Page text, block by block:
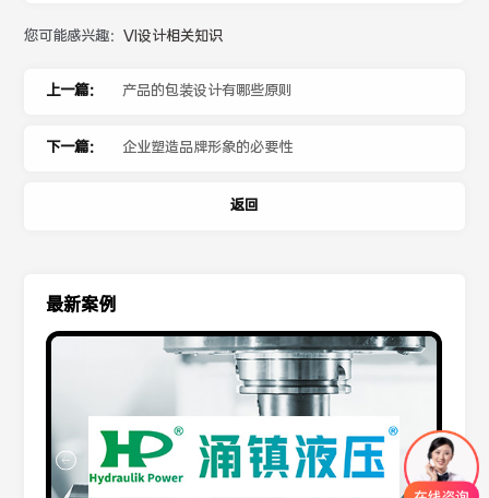
您可能感兴趣：VI设计相关知识
上一篇： 产品的包装设计有哪些原则
下一篇： 企业塑造品牌形象的必要性
返回
最新案例